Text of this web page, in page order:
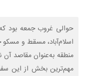
حوالی غروب جمعه بود
اسلام‌آباد، مسقط و
منطقه به‌عنوان مقاصد آن
مهم‌ترین بخش از این